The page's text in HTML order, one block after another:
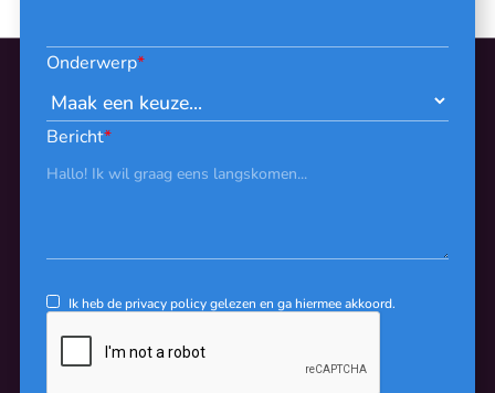
Onderwerp*
Bericht*
Ik heb deprivacy policygelezen en ga hiermee akkoord.